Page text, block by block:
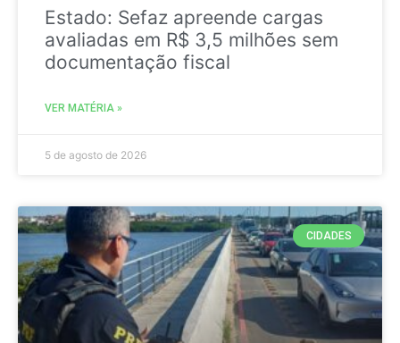
Estado: Sefaz apreende cargas
avaliadas em R$ 3,5 milhões sem
documentação fiscal
VER MATÉRIA »
5 de agosto de 2026
CIDADES